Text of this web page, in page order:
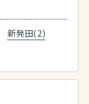
新発田(2)